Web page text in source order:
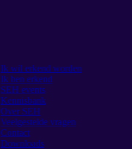
Ik wil erkend worden
Ik ben erkend
SEH events
Kennisbank
Over SEH
Veelgestelde vragen
Contact
Downloads